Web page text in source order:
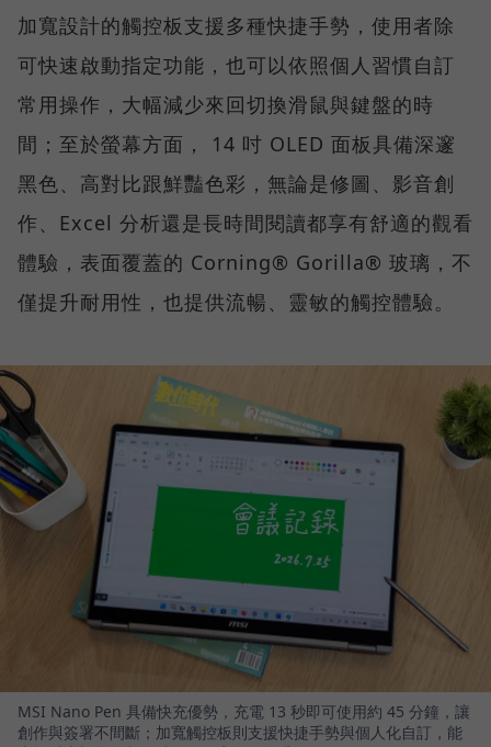
加寬設計的觸控板支援多種快捷手勢，使用者除
可快速啟動指定功能，也可以依照個人習慣自訂
常用操作，大幅減少來回切換滑鼠與鍵盤的時
間；至於螢幕方面， 14 吋 OLED 面板具備深邃
黑色、高對比跟鮮豔色彩，無論是修圖、影音創
作、Excel 分析還是長時間閱讀都享有舒適的觀看
體驗，表面覆蓋的 Corning® Gorilla® 玻璃，不
僅提升耐用性，也提供流暢、靈敏的觸控體驗。
MSI Nano Pen 具備快充優勢，充電 13 秒即可使用約 45 分鐘，讓
創作與簽署不間斷；加寬觸控板則支援快捷手勢與個人化自訂，能